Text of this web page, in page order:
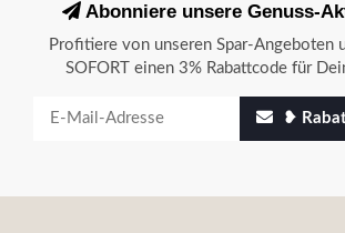
Abonniere unsere Genuss-
Profitiere von unseren Spar-Angeboten
SOFORT einen 3% Rabattcode für
❥